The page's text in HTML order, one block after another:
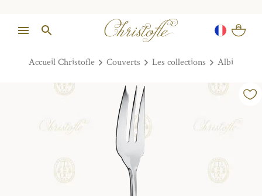
Accueil Christofle Couverts Les collections Albi